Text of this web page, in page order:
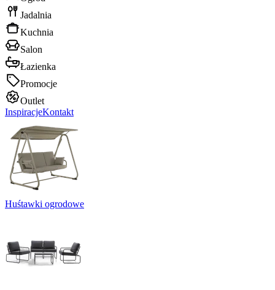
Jadalnia
Kuchnia
Salon
Łazienka
Promocje
Outlet
InspiracjeKontakt
Huśtawki ogrodowe